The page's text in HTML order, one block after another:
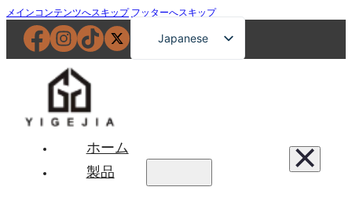
メインコンテンツへスキップ フッターへスキップ
Japanese
English
ホーム
製品